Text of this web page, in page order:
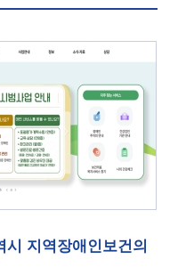
시 지역장애인보건의